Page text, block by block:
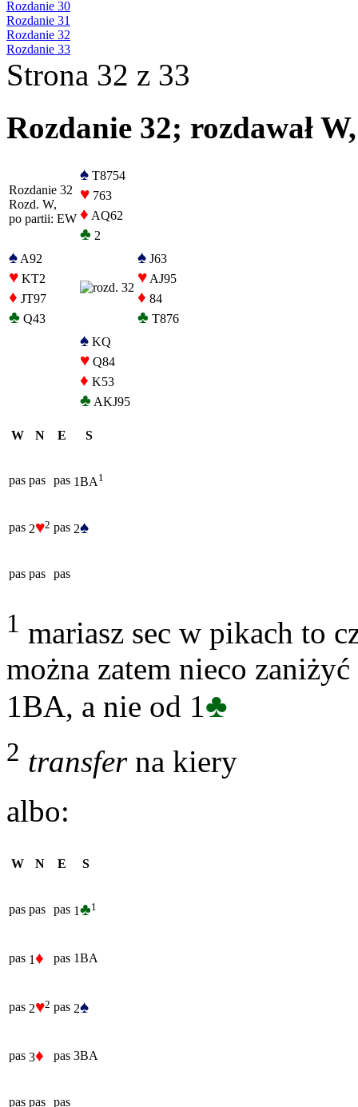
Rozdanie 30
Rozdanie 31
Rozdanie 32
Rozdanie 33
Strona 32 z 33
Rozdanie 32; rozdawał
Rozdanie 32
Rozd. W,
po partii: EW
♠ T8754
♥ 763
♦ AQ62
♣ 2
♠A92
♥ KT2
♦ JT97
♣ Q43
♠ J63
♥AJ95
♦ 84
♣ T876
♠ KQ
♥ Q84
♦ K53
♣AKJ95
W N E S
pas pas pas 1BA1
pas 2♥2 pas 2♠
pas pas pas
1 mariasz sec w pikach to
można zatem nieco
1BA, a nie od 1♣
2 transferna kiery
albo:
W N E S
pas pas pas 1♣1
pas 1♦ pas 1BA
pas 2♥2 pas 2♠
pas 3♦ pas 3BA
pas pas pas